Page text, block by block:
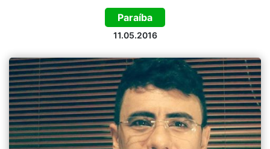
Paraíba
11.05.2016